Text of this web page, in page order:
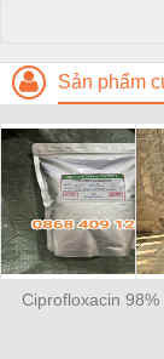
Sản phẩm
Ciprofloxacin 98%